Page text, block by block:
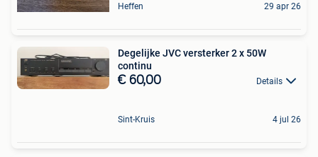
Heffen 29 apr 26
Degelijke JVC versterker 2 x 50W
continu
€ 60,00 Details
Sint-Kruis 4 jul 26